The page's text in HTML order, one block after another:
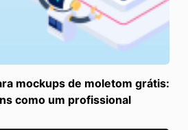
mockups de moletom grátis:
como um profissional